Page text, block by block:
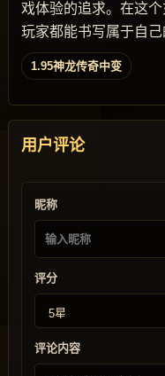
戏体验的追求。在这
玩家都能书写属于自己
1.95神龙传奇中变
用户评论
昵称
评分
评论内容